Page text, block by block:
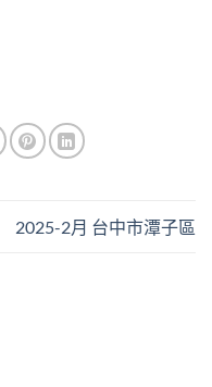
2025-2月 台中市潭子區